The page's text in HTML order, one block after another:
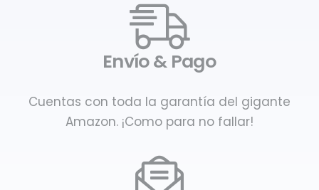
Envío & Pago
Cuentas con toda la garantía del gigante
Amazon. ¡Como para no fallar!